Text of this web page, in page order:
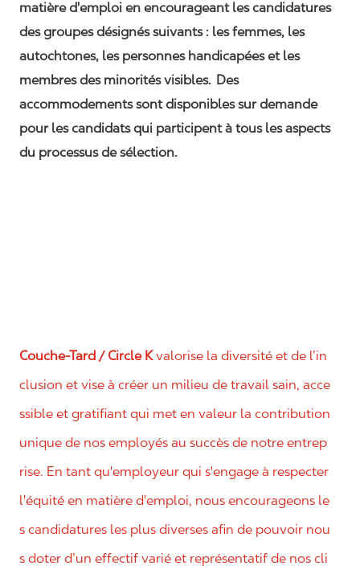
matière d'emploi en encourageant les candidatures
des groupes désignés suivants : les femmes, les
autochtones, les personnes handicapées et les
membres des minorités visibles. Des
accommodements sont disponibles sur demande
pour les candidats qui participent à tous les aspects
du processus de sélection.
Couche-Tard / Circle Kvalorise la diversité et de l’in
clusion et vise à créer un milieu de travail sain, acce
ssible et gratifiant qui met en valeur la contribution
unique de nos employés au succès de notre entrep
rise. En tant qu'employeur qui s'engage à respecter
l'équité en matière d'emploi, nous encourageons le
s candidatures les plus diverses afin de pouvoir nou
s doter d’un effectif varié et représentatif de nos cli